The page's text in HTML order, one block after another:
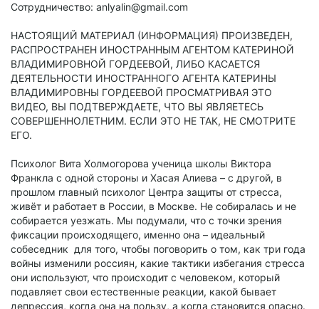
Сотрудничество: anlyalin@gmail.com
НАСТОЯЩИЙ МАТЕРИАЛ (ИНФОРМАЦИЯ) ПРОИЗВЕДЕН,
РАСПРОСТРАНЕН ИНОСТРАННЫМ АГЕНТОМ КАТЕРИНОЙ
ВЛАДИМИРОВНОЙ ГОРДЕЕВОЙ, ЛИБО КАСАЕТСЯ
ДЕЯТЕЛЬНОСТИ ИНОСТРАННОГО АГЕНТА КАТЕРИНЫ
ВЛАДИМИРОВНЫ ГОРДЕЕВОЙ ПРОСМАТРИВАЯ ЭТО
ВИДЕО, ВЫ ПОДТВЕРЖДАЕТЕ, ЧТО ВЫ ЯВЛЯЕТЕСЬ
СОВЕРШЕННОЛЕТНИМ. ЕСЛИ ЭТО НЕ ТАК, НЕ СМОТРИТЕ
ЕГО.
Психолог Вита Холмогорова ученица школы Виктора
Франкла с одной стороны и Хасая Алиева – с другой, в
прошлом главный психолог Центра защиты от стресса,
живёт и работает в России, в Москве. Не собиралась и не
собирается уезжать. Мы подумали, что с точки зрения
фиксации происходящего, именно она – идеальный
собеседник для того, чтобы поговорить о том, как три года
войны изменили россиян, какие тактики избегания стресса
они используют, что происходит с человеком, который
подавляет свои естественные реакции, какой бывает
депрессия, когда она на пользу, а когда становится опасно.